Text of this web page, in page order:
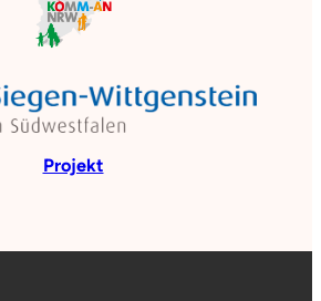
Projekt